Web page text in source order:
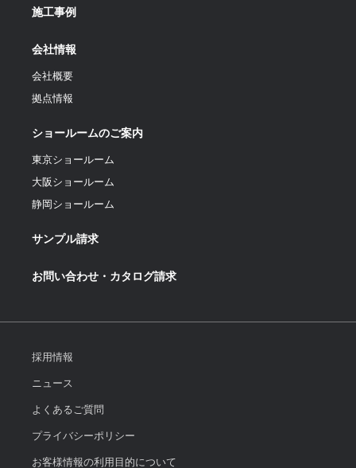
施工事例
会社情報
会社概要
拠点情報
ショールームのご案内
東京ショールーム
大阪ショールーム
静岡ショールーム
サンプル請求
お問い合わせ・カタログ請求
採用情報
ニュース
よくあるご質問
プライバシーポリシー
お客様情報の利用目的について